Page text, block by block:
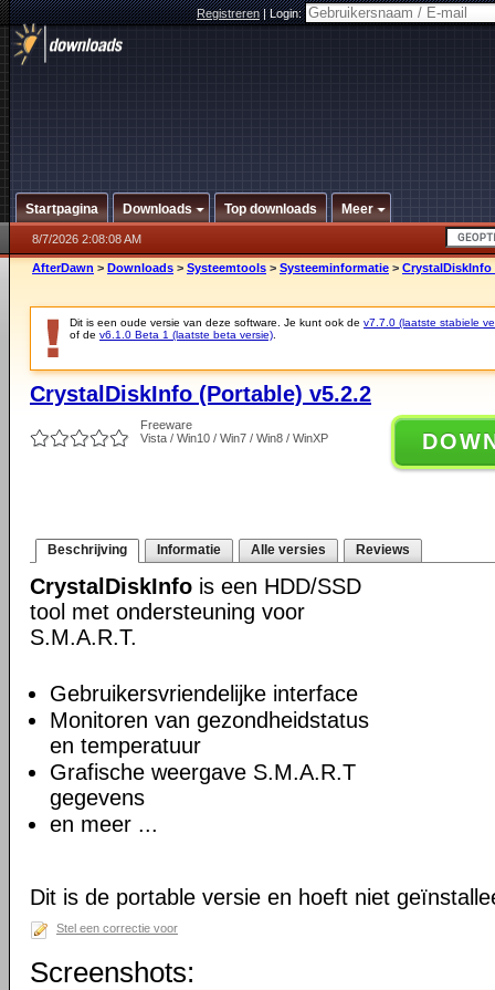
Registreren|Login:
Startpagina Downloads Top downloads Meer
8/7/2026 2:08:08 AM
AfterDawn > Downloads > Systeemtools > Systeeminformatie > CrystalDiskInfo
Dit is een oude versie van deze software. Je kunt ook de v7.7.0 (laatste stabiele
of de v6.1.0 Beta 1 (laatste beta versie)
CrystalDiskInfo (Portable) v5.2.2
Freeware
Vista / Win10 / Win7 / Win8 / WinXP
Beschrijving Informatie Alle versies Reviews
CrystalDiskInfo is een HDD/SSD
tool met ondersteuning voor
S.M.A.R.T.
Gebruikersvriendelijke interface
Monitoren van gezondheidstatus
en temperatuur
Grafische weergave S.M.A.R.T
gegevens
en meer ...
Dit is de portable versie en hoeft niet
Stel een correctie voor
Screenshots: